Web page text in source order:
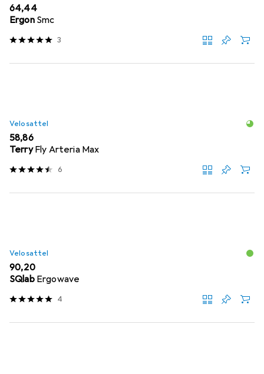
EUR
64,44
Ergon Smc
3
Velosattel
EUR
58,86
Terry Fly Arteria Max
6
Velosattel
EUR
90,20
SQlab Ergowave
4